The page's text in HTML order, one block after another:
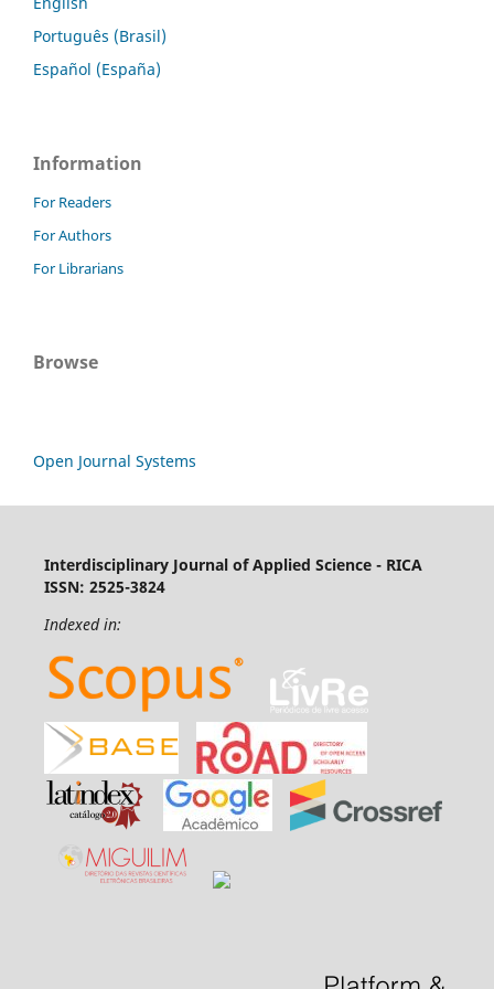
Português (Brasil)
Español (España)
Information
For Readers
For Authors
For Librarians
Browse
Open Journal Systems
Interdisciplinary Journal of Applied Science - RICA
ISSN: 2525-3824
Indexed in: